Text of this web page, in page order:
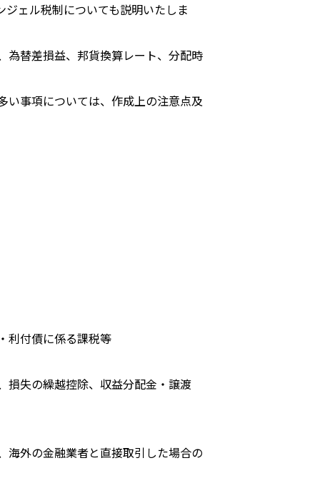
ェル税制についても説明いたしま
替差損益、邦貨換算レート、分配時
事項については、作成上の注意点及
利付債に係る課税等
損失の繰越控除、収益分配金・譲渡
外の金融業者と直接取引した場合の